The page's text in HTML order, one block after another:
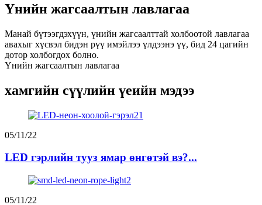
Үнийн жагсаалтын лавлагаа
Манай бүтээгдэхүүн, үнийн жагсаалттай холбоотой лавлагаа
авахыг хүсвэл бидэн рүү имэйлээ үлдээнэ үү, бид 24 цагийн
дотор холбогдох болно.
Үнийн жагсаалтын лавлагаа
хамгийн сүүлийн үеийн мэдээ
05/11/22
LED гэрлийн тууз ямар өнгөтэй вэ?...
05/11/22